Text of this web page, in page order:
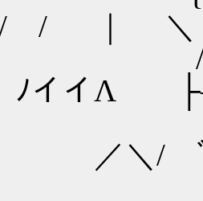
/ ｜ ＼
イΛ
}
＼/